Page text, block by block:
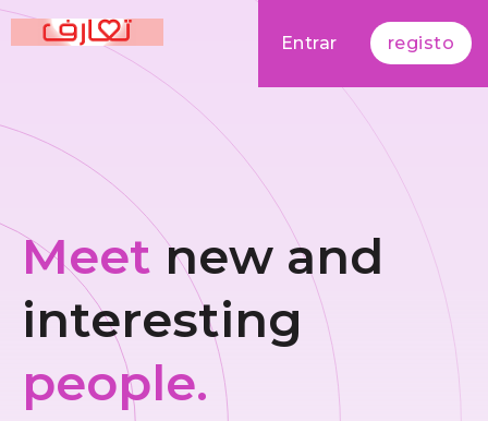
Entrar registo
Meet new and
interesting
people.